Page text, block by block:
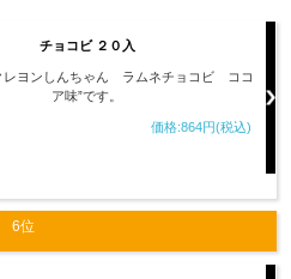
チョコビ ２０入
レヨンしんちゃん ラムネチョコビ ココ
ア味”です。
価格:864円(税込)
6位